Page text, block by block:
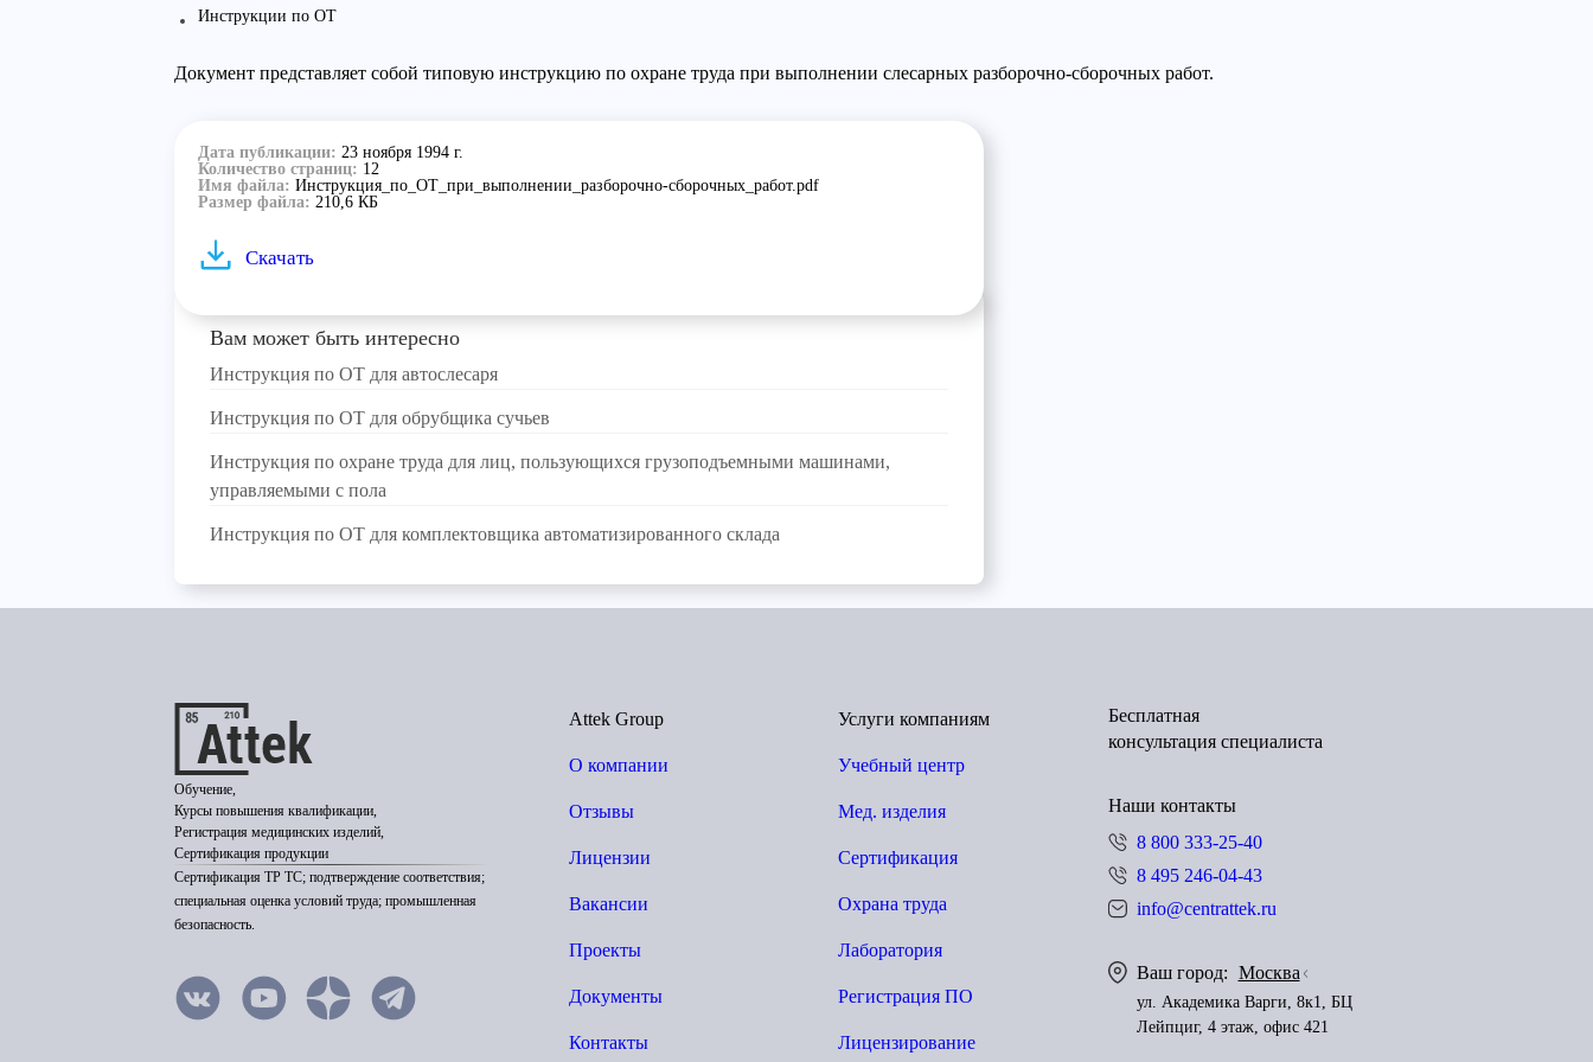
Инструкции по ОТ
Документ представляет собой типовую инструкцию по охране труда при выполнении слесарных разборочно-сборочных работ.
Дата публикации: 23 ноября 1994 г.
Количество страниц: 12
Имя файла: Инструкция_по_ОТ_при_выполнении_разборочно-сборочных_работ.pdf
Размер файла: 210,6 КБ
Скачать
Вам может быть интересно
Инструкция по ОТ для автослесаря
Инструкция по ОТ для обрубщика сучьев
Инструкция по охране труда для лиц, пользующихся грузоподъемными машинами,
управляемыми с пола
Инструкция по ОТ для комплектовщика автоматизированного склада
Обучение,
Курсы повышения квалификации,
Регистрация медицинских изделий,
Сертификация продукции
Сертификация ТР ТС; подтверждение соответствия;
специальная оценка условий труда; промышленная
безопасность.
Attek Group
О компании
Отзывы
Лицензии
Вакансии
Проекты
Документы
Контакты
Услуги компаниям
Учебный центр
Мед. изделия
Сертификация
Охрана труда
Лаборатория
Регистрация ПО
Лицензирование
Бесплатная
консультация специалиста
Наши контакты
8 800 333-25-40
8 495 246-04-43
info@centrattek.ru
Ваш город: Москва
ул. Академика Варги, 8к1, БЦ
Лейпциг, 4 этаж, офис 421